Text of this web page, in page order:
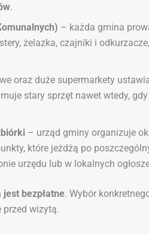
.
– każda gmina
żelazka, czajniki i
oraz duże supermarkety
stary sprzęt nawet wtedy,
– urząd gminy organizuje
które jeżdżą po
urzędu lub w lokalnych
bezpłatne. Wybór
wizytą.